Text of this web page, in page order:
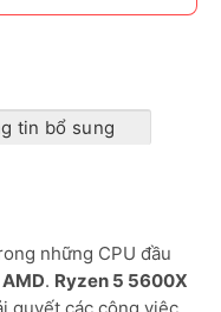
tin bổ sung
những CPU đầu
AMD. Ryzen 5 5600X